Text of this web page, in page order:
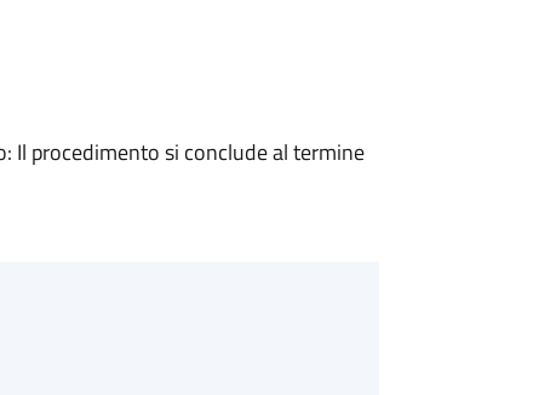
Il procedimento si conclude al termine